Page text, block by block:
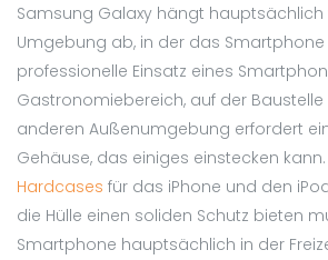
Samsung Galaxy hängt
Umgebung ab, in der das Smartphone
professionelle Einsatz eines
Gastronomiebereich, auf der
anderen Außenumgebung erfordert
Gehäuse, das einiges einstecken kann.
Hardcases für das iPhone und den
die Hülle einen soliden Schutz bieten
Smartphone hauptsächlich in der